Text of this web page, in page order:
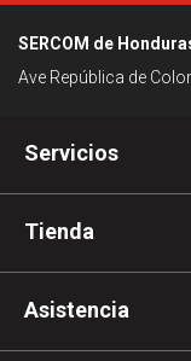
SERCOM de
Ave República de
Servicios
Tienda
Asistencia